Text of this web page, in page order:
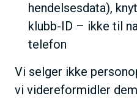
hendelsesdata),
klubb-ID – ikke til
telefon
Vi selger ikke
vi videreformidler